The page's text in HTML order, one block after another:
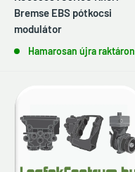
Bremse EBS pótkocsi
modulátor
Hamarosan újra raktáron